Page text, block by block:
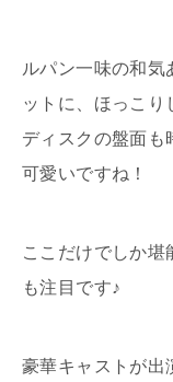
ルパン一味の和気
ットに、ほっこ
ディスクの盤面も
可愛いですね！
ここだけでしか堪
も注目です♪
豪華キャストが出